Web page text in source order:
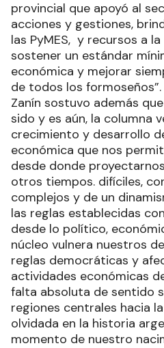
provincial que apoyó al
acciones y gestiones,
las PyMES, y recursos a
sostener un estándar
económica y mejorar
de todos los formoseños”.
Zanín sostuvo además
sido y es aún, la columna
crecimiento y desarrollo
económica que nos
desde donde
otros tiempos. difíciles,
complejos y de un
las reglas establecidas
desde lo político,
núcleo vulnera nuestros
reglas democráticas y
actividades económicas
falta absoluta de sentido
regiones centrales hacia
olvidada en la historia
momento de nuestro